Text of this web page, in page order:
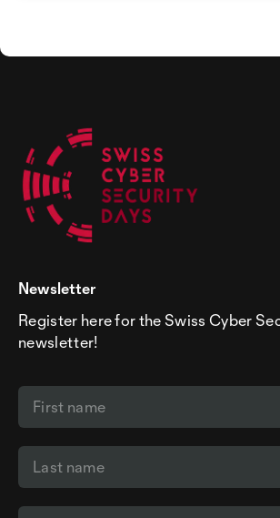
Newsletter
Register here for the Swiss Cyber
newsletter!